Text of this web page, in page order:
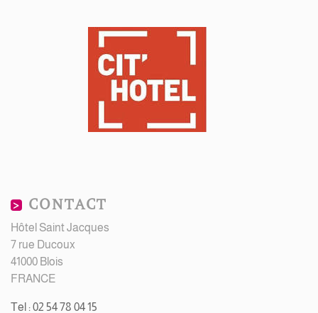
CONTACT
Hôtel Saint Jacques
7 rue Ducoux
41000 Blois
FRANCE
Tel : 02 54 78 04 15